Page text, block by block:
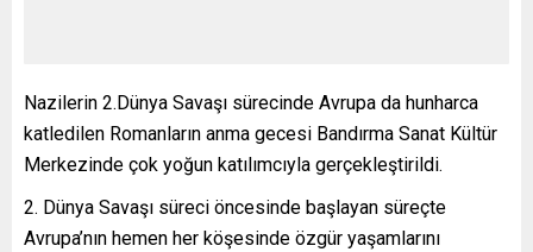
Nazilerin 2.Dünya Savaşı sürecinde Avrupa da hunharca
katledilen Romanların anma gecesi Bandırma Sanat Kültür
Merkezinde çok yoğun katılımcıyla gerçekleştirildi.
Dünya Savaşı süreci öncesinde başlayan süreçte
Avrupa’nın hemen her köşesinde özgür yaşamlarını